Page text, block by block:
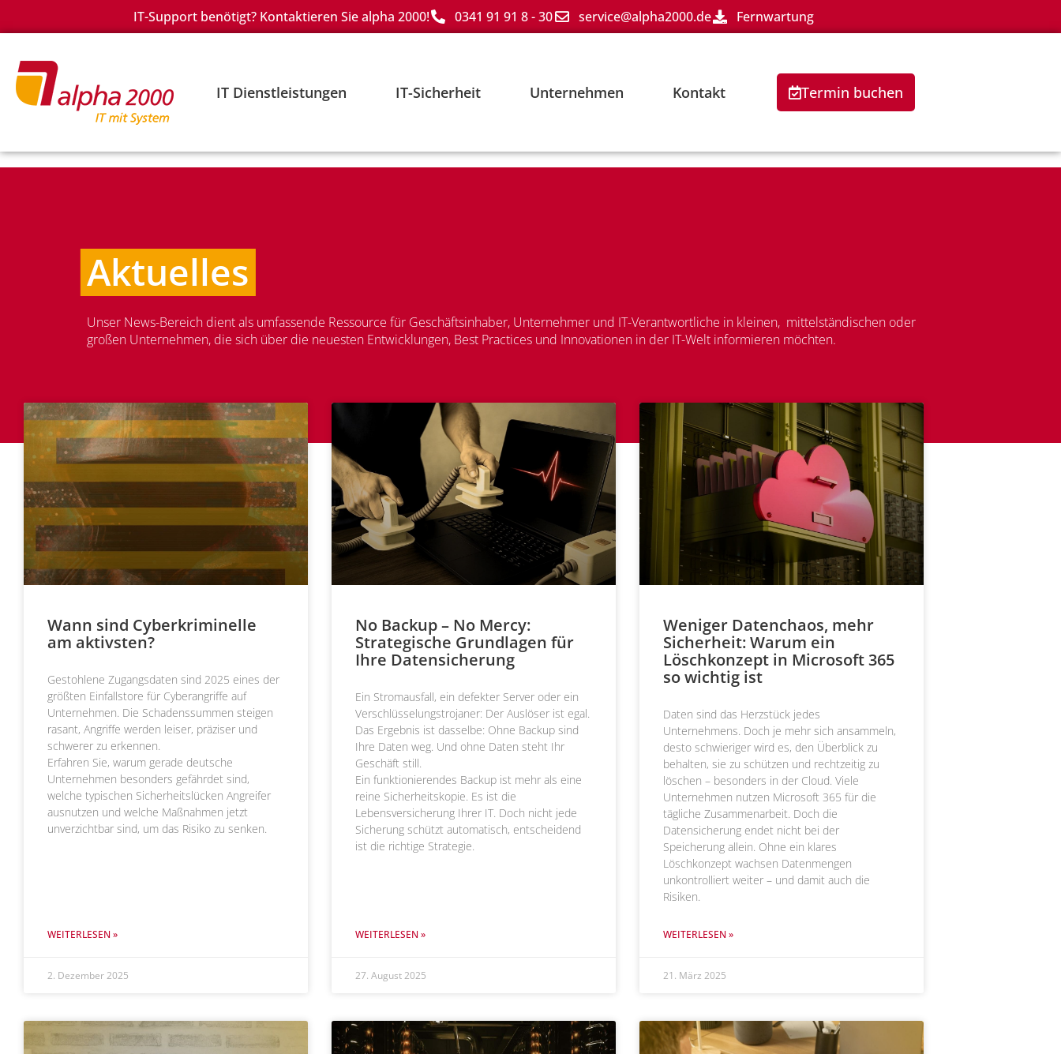
IT-Support benötigt? Kontaktieren Sie alpha 2000! 0341 91 91 8 - 30 service@alpha2000.de Fernwartung
IT Dienstleistungen IT-Sicherheit Unternehmen Kontakt Termin buchen
Aktuelles
Unser News-Bereich dient als umfassende Ressource für Geschäftsinhaber, Unternehmer und IT-Verantwortliche in kleinen, mittelständischen oder
großen Unternehmen, die sich über die neuesten Entwicklungen, Best Practices und Innovationen in der IT-Welt informieren möchten.
Wann sind Cyberkriminelle
am aktivsten?
Gestohlene Zugangsdaten sind 2025 eines der
größten Einfallstore für Cyberangriffe auf
Unternehmen. Die Schadenssummen steigen
rasant, Angriffe werden leiser, präziser und
schwerer zu erkennen.
Erfahren Sie, warum gerade deutsche
Unternehmen besonders gefährdet sind,
welche typischen Sicherheitslücken Angreifer
ausnutzen und welche Maßnahmen jetzt
unverzichtbar sind, um das Risiko zu senken.
WEITERLESEN »
2. Dezember 2025
No Backup – No Mercy:
Strategische Grundlagen für
Ihre Datensicherung
Ein Stromausfall, ein defekter Server oder ein
Verschlüsselungstrojaner: Der Auslöser ist egal.
Das Ergebnis ist dasselbe: Ohne Backup sind
Ihre Daten weg. Und ohne Daten steht Ihr
Geschäft still.
Ein funktionierendes Backup ist mehr als eine
reine Sicherheitskopie. Es ist die
Lebensversicherung Ihrer IT. Doch nicht jede
Sicherung schützt automatisch, entscheidend
ist die richtige Strategie.
WEITERLESEN »
27. August 2025
Weniger Datenchaos, mehr
Sicherheit: Warum ein
Löschkonzept in Microsoft 365
so wichtig ist
Daten sind das Herzstück jedes
Unternehmens. Doch je mehr sich ansammeln,
desto schwieriger wird es, den Überblick zu
behalten, sie zu schützen und rechtzeitig zu
löschen – besonders in der Cloud. Viele
Unternehmen nutzen Microsoft 365 für die
tägliche Zusammenarbeit. Doch die
Datensicherung endet nicht bei der
Speicherung allein. Ohne ein klares
Löschkonzept wachsen Datenmengen
unkontrolliert weiter – und damit auch die
Risiken.
WEITERLESEN »
21. März 2025